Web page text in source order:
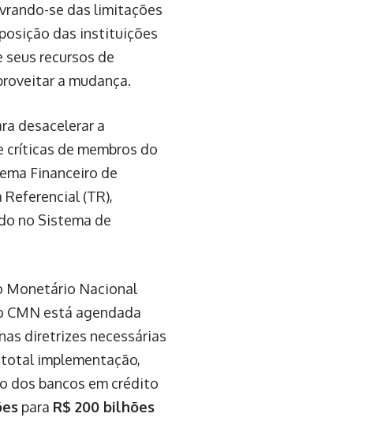
se das limitações
das instituições
recursos de
a mudança.
desacelerar a
críticas de membros do
Financeiro de
Referencial (TR),
no Sistema de
Monetário Nacional
CMN está agendada
diretrizes necessárias
implementação,
dos bancos em crédito
para R$ 200 bilhões